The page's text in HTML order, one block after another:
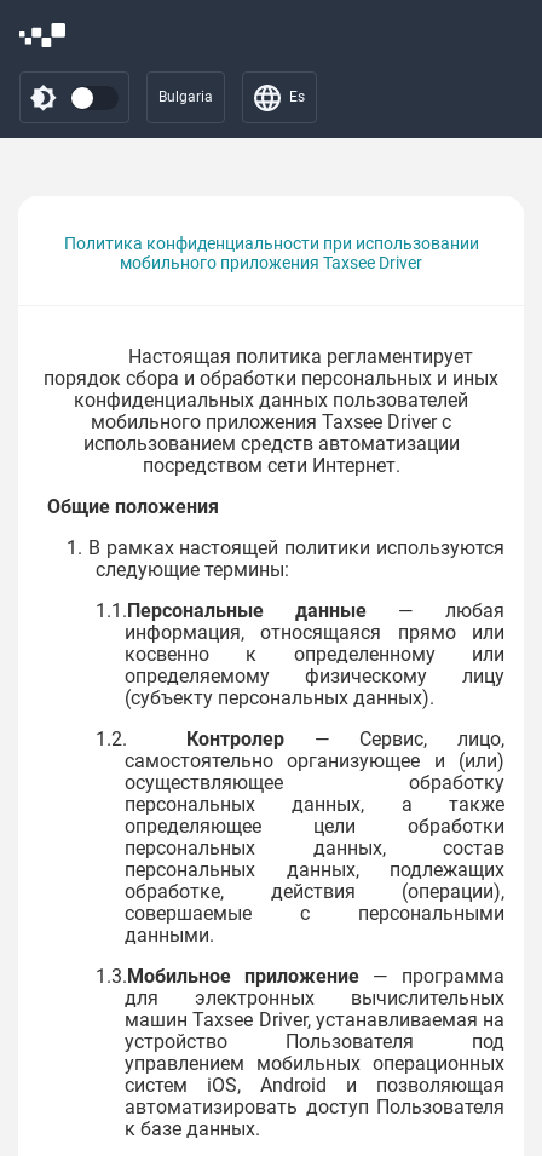
Bulgaria Es
Политика конфиденциальности при использовании
мобильного приложения Taxsee Driver
Настоящая политика регламентирует
порядок сбора и обработки персональных и иных
конфиденциальных данных пользователей
мобильного приложения Taxsee Driver с
использованием средств автоматизации
посредством сети Интернет.
Общие положения
1. В рамках настоящей политики используются
следующие термины:
1.1.Персональные данные — любая
информация, относящаяся прямо или
косвенно к определенному или
определяемому физическому лицу
(субъекту персональных данных).
1.2.
Контролер — Сервис, лицо,
самостоятельно организующее и (или)
осуществляющее обработку
персональных данных, а также
определяющее цели обработки
персональных данных, состав
персональных данных, подлежащих
обработке, действия (операции),
совершаемые с персональными
данными.
1.3.Мобильное приложение — программа
для электронных вычислительных
машин Taxsee Driver, устанавливаемая на
устройство Пользователя под
управлением мобильных операционных
систем iOS, Android и позволяющая
автоматизировать доступ Пользователя
к базе данных.